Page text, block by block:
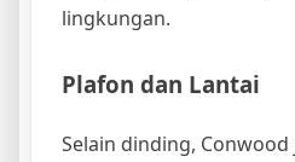
lingkungan.
Plafon dan Lantai
Selain dinding,